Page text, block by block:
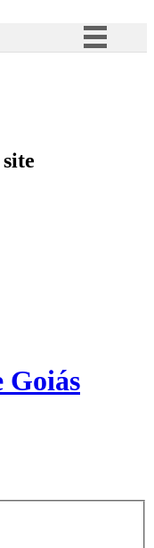
à informação
Goiás